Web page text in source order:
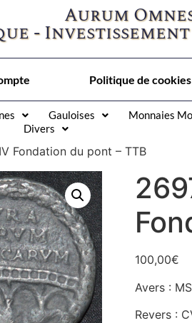
Aurum
-
Politique de cookies
Gauloises Monnaies
Divers
Fondation du pont – TTB
100,00€
Avers :
Revers :